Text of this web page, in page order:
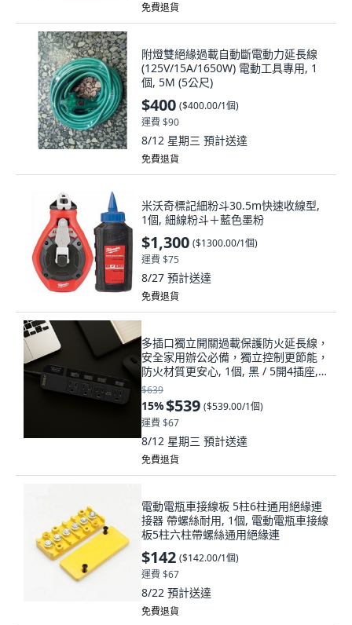
免費退貨
附燈雙絕緣過載自動斷電動力延長線
(125V/15A/1650W) 電動工具專用, 1
個, 5M (5公尺)
$400 ($400.00/1個)
運費 $90
8/12 星期三 預計送達
免費退貨
米沃奇標記細粉斗30.5m快速收線型,
1個, 細線粉斗＋藍色墨粉
$1,300 ($1300.00/1個)
運費 $75
8/27 預計送達
免費退貨
多插口獨立開關過載保護防火延長線，
安全家用辦公必備，獨立控制更節能，
防火材質更安心, 1個, 黑 / 5開4插座,
180cm
$639
15%$539 ($539.00/1個)
運費 $67
8/12 星期三 預計送達
免費退貨
電動電瓶車接線板 5柱6柱通用絕緣連
接器 帶螺絲耐用, 1個, 電動電瓶車接線
板5柱六柱帶螺絲通用絕緣連
$142 ($142.00/1個)
運費 $67
8/22 預計送達
免費退貨